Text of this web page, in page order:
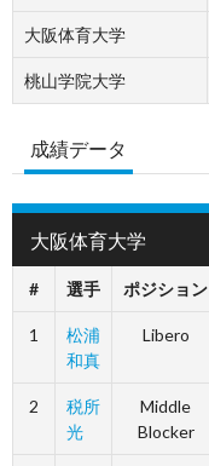
大阪体育大学
桃山学院大学
成績データ
大阪体育大学
# 選手 ポジション
1
松浦
和真
Libero
2
税所
光
Middle
Blocker